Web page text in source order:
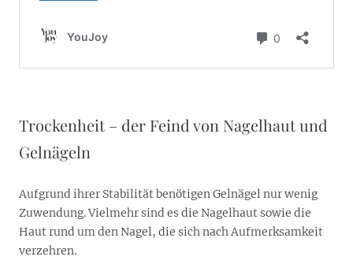
Trockenheit – der Feind von Nagelhaut und
Gelnägeln
Aufgrund ihrer Stabilität benötigen Gelnägel nur wenig
Zuwendung. Vielmehr sind es die Nagelhaut sowie die
Haut rund um den Nagel, die sich nach Aufmerksamkeit
verzehren.